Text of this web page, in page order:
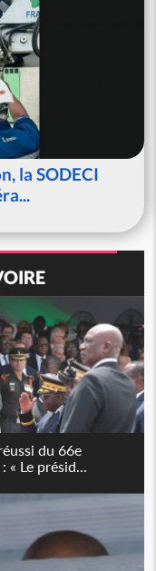
la SODECI
du 66e
« Le présid...